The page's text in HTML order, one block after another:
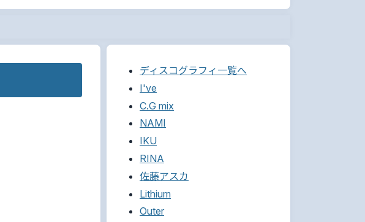
ディスコグラフィ一覧へ
I've
C.G mix
NAMI
IKU
RINA
佐藤アスカ
Lithium
Outer